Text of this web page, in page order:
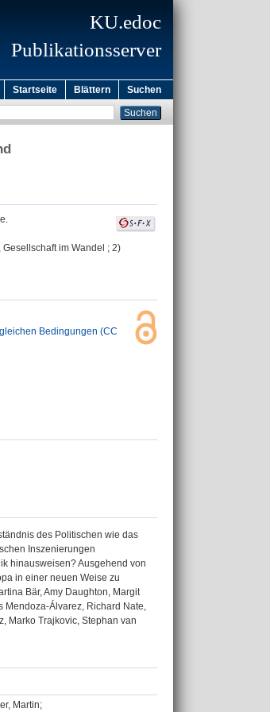
KU.edoc
Publikationsserver
Startseite Blättern Suchen
im Wandel ; 2)
Bedingungen (CC
des Politischen wie das
Inszenierungen
hinausweisen? Ausgehend von
in einer neuen Weise zu
Bär, Amy Daughton, Margit
Mendoza-Álvarez, Richard Nate,
Marko Trajkovic, Stephan van
Martin;